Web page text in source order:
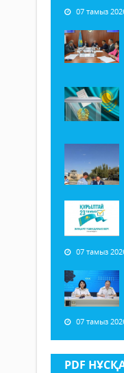
07 тамыз
07 тамыз
07 тамыз
PDF